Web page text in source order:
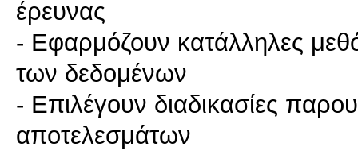
έρευνας
- Εφαρμόζουν κατάλληλες
των δεδομένων
- Επιλέγουν διαδικασίες
αποτελεσμάτων